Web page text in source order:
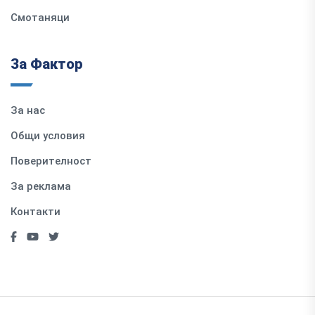
Смотаняци
За Фактор
За нас
Общи условия
Поверителност
За реклама
Контакти